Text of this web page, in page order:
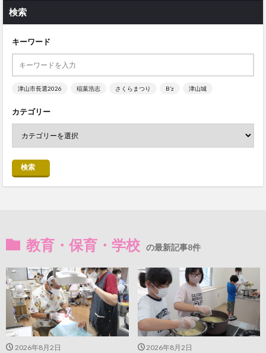
検索
キーワード
津山市長選2026 稲葉浩志 さくらまつり B’z 津山城
カテゴリー
検索
教育・保育・学校 の最新記事8件
2026年8月2日
2026年8月2日